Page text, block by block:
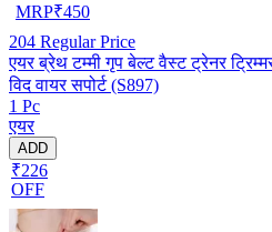
MRP₹450
204 Regular Price
एयर ब्रेथ टम्मी गृप बेल्ट वैस्ट ट्रेनर
विद वायर सपोर्ट (S897)
1 Pc
एयर
ADD
₹226
OFF